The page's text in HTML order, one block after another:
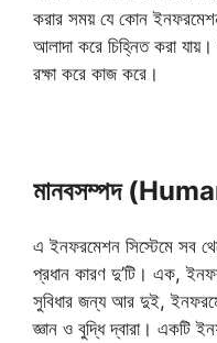
করার সময় যে কোন
আলাদা করে চিহ্নিত করা
রক্ষা করে কাজ করে।
মানবসম্পদ
এ ইনফরমেশন সিস্টেমে সব
প্রধান কারণ দু’টি। এক,
সুবিধার জন্য আর দুই,
জ্ঞান ও বুদ্ধি দ্বারা। একটি